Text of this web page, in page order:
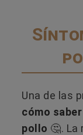
Una de las
cómo
pollo 🤔. La